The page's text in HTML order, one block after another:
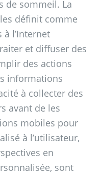
de sommeil. La
définit comme
l’Internet
et diffuser des
des actions
informations
à collecter des
avant de les
mobiles pour
à l’utilisateur,
en
sont